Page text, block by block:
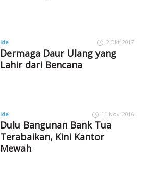
Ide 2 Okt 2017
Dermaga Daur Ulang yang
Lahir dari Bencana
Ide 11 Nov 2016
Dulu Bangunan Bank Tua
Terabaikan, Kini Kantor
Mewah